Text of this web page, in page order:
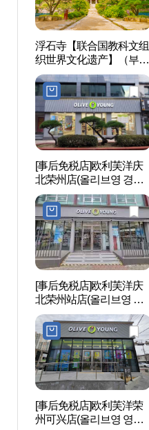
浮石寺【联合国教科文组
织世界文化遗产】（부석
사[유네스코 세계문화유
산]）
[事后免税店]欧利芙洋庆
北荣州店(올리브영 경북
영주점)
[事后免税店]欧利芙洋庆
北荣州站店(올리브영 경
북영주역점)
[事后免税店]欧利芙洋荣
州可兴店(올리브영 영주